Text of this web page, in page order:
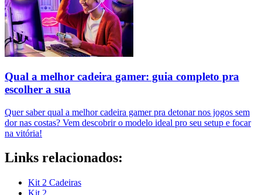
Qual a melhor cadeira gamer: guia completo pra
escolher a sua
Quer saber qual a melhor cadeira gamer pra detonar nos jogos sem
dor nas costas? Vem descobrir o modelo ideal pro seu setup e focar
na vitória!
Links relacionados:
Kit 2 Cadeiras